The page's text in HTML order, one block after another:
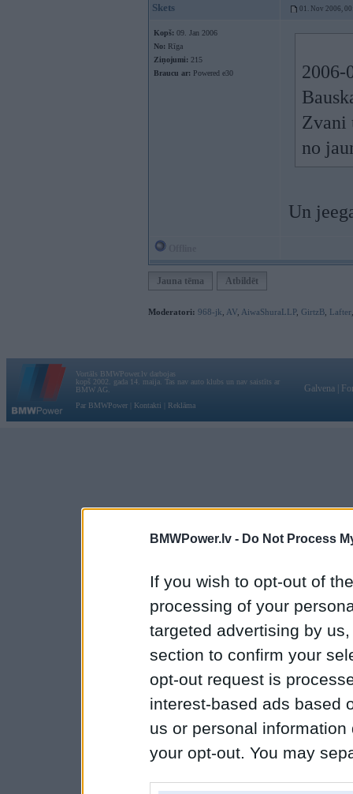
BMWPower.lv - Do Not Process
If you wish to opt-out of
processing of your
targeted advertising by
section to confirm your
opt-out request is
interest-based ads based
us or personal
your opt-out. You may
Skets 01. Nov 2006,
Kopš: 09. Jan 2006
No: Rīga
Ziņojumi: 215
Braucu ar: Powered e30
2006-
Zvani
no
Un
Jauna tēma Atbildēt
Moderatori: 968-jk AV AiwaShuraLLP, GirtzB Lafter
Vortāls BMWPower.lv darbojas
kopš 2002. gada 14. maija. Tas nav auto klubs un nav saistīts ar
BMW AG.
Par BMWPower
Kontakti Reklāma
Galvena